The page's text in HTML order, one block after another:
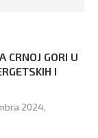
CRNOJ GORI U
I
2024,